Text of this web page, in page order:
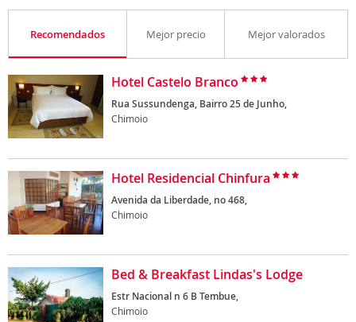
Recomendados Mejor precio Mejor valorados
Hotel Castelo Branco
Rua Sussundenga, Bairro 25 de Junho,
Chimoio
Hotel Residencial Chinfura
Avenida da Liberdade, no 468,
Chimoio
Bed & Breakfast Lindas's Lodge
Estr Nacional n 6 B Tembue,
Chimoio